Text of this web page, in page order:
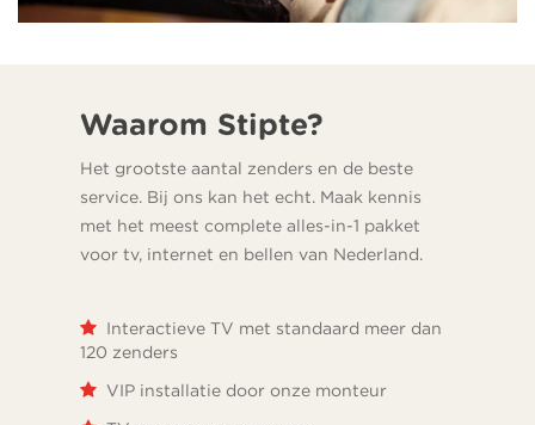
Waarom Stipte?
Het grootste aantal zenders en de beste
service. Bij ons kan het echt. Maak kennis
met het meest complete alles-in-1 pakket
voor tv, internet en bellen van Nederland.
Interactieve TV met standaard meer dan
120 zenders
VIP installatie door onze monteur